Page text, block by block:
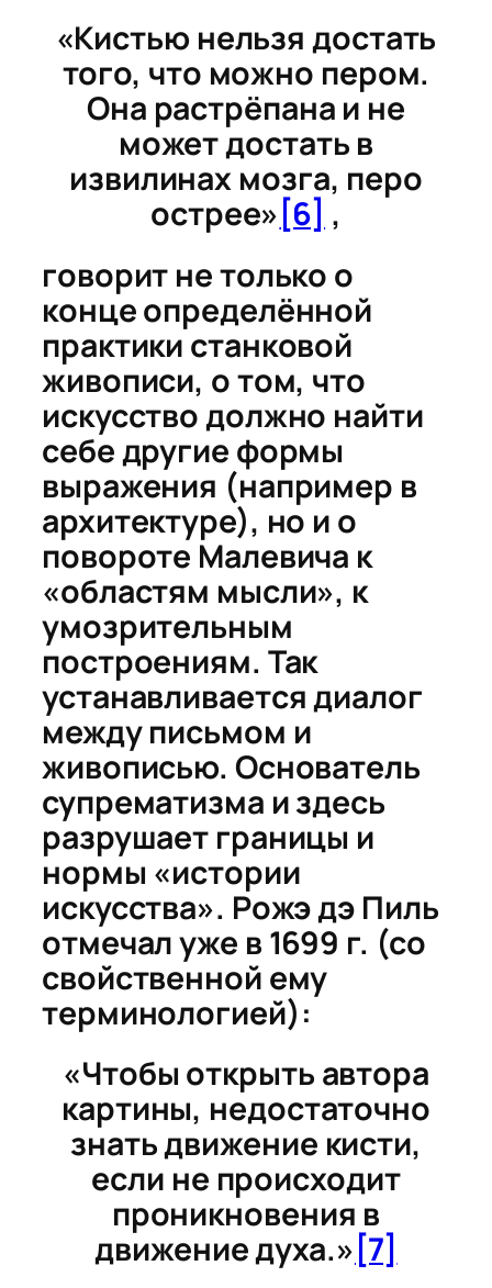
«Кистью нельзя достать
того, что можно пером.
Она растрёпана и не
может достать в
извилинах мозга, перо
острее» [6] ,
говорит не только о
конце определённой
практики станковой
живописи, о том, что
искусство должно найти
себе другие формы
выражения (например в
архитектуре), но и о
повороте Малевича к
«областям мысли», к
умозрительным
построениям. Так
устанавливается диалог
между письмом и
живописью. Основатель
супрематизма и здесь
разрушает границы и
нормы «истории
искусства». Рожэ дэ Пиль
отмечал уже в 1699 г. (со
свойственной ему
терминологией):
«Чтобы открыть автора
картины, недостаточно
знать движение кисти,
если не происходит
проникновения в
движение духа.» [7]